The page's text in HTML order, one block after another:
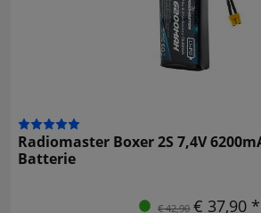
Radiomaster Boxer 2S 7,4V
Batterie
€ 42,90 € 37,90 *